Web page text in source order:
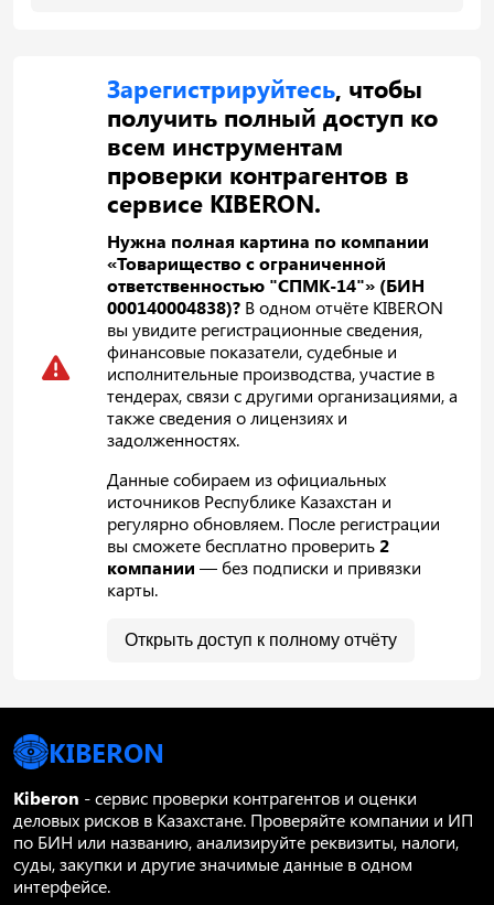
Зарегистрируйтесь, чтобы
получить полный доступ ко
всем инструментам
проверки контрагентов в
сервисе KIBERON.
Нужна полная картина по компании
«Товарищество с ограниченной
ответственностью "СПМК-14"» (БИН
000140004838)? В одном отчёте KIBERON
вы увидите регистрационные сведения,
финансовые показатели, судебные и
исполнительные производства, участие в
тендерах, связи с другими организациями, а
также сведения о лицензиях и
задолженностях.
Данные собираем из официальных
источников Республике Казахстан и
регулярно обновляем. После регистрации
вы сможете бесплатно проверить2
компании — без подписки и привязки
карты.
Открыть доступ к полному отчёту
KIBERON
Kiberon - сервис проверки контрагентов и оценки
деловых рисков в Казахстане. Проверяйте компании и ИП
по БИН или названию, анализируйте реквизиты, налоги,
суды, закупки и другие значимые данные в одном
интерфейсе.